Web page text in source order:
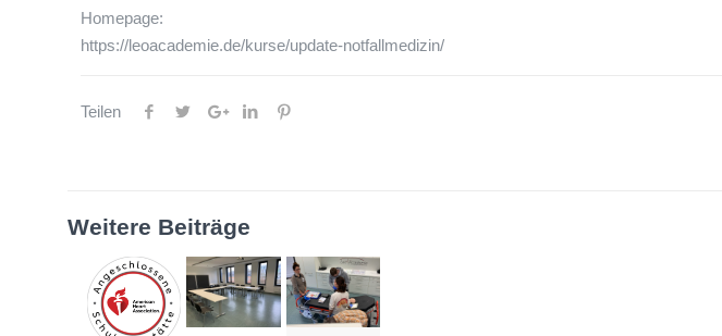
Homepage:
https://leoacademie.de/kurse/update-notfallmedizin/
Teilen
Weitere Beiträge